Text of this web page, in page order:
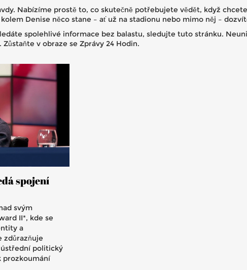
Nabízíme prostě to, co skutečně potřebujete vědět, když
Denise něco stane – ať už na stadionu nebo mimo něj –
spolehlivé informace bez balastu, sledujte tuto stránku.
v obraze se Zprávy 24 Hodin.
spojení
svým
II*, kde se
a
zdůrazňuje
politický
prozkoumání